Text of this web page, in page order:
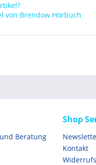
von Brendow Hörbuch
Beratung
Shop
Kontakt